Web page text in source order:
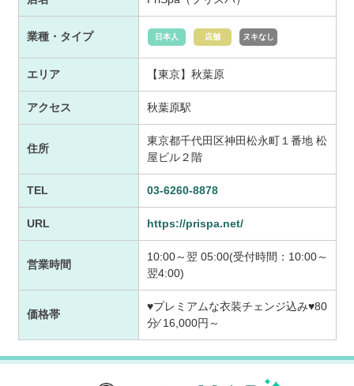
業種・タイプ 日本人 店舗 ヌキなし
エリア 【東京】秋葉原
アクセス 秋葉原駅
住所
東京都千代田区神田松永町１番地 松
屋ビル２階
TEL 03-6260-8878
URL https://prispa.net/
営業時間
10:00～翌 05:00(受付時間：10:00～
翌4:00)
価格帯
♥プレミアムな衣装チェンジ込み♥80
分⁄ 16,000円～